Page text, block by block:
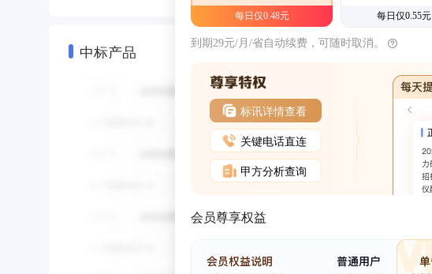
中标产品
每日仅0.48元 每日仅0.55元
到期29元/月/省自动续费，可随时取消。
标讯详情查看
关键电话直连
甲方分析查询
会员尊享权益